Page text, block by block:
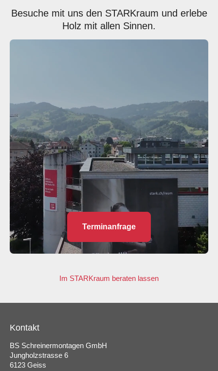
Besuche mit uns den STARKraum und erlebe
Holz mit allen Sinnen.
Terminanfrage
Im STARKraum beraten lassen
Kontakt
BS Schreinermontagen GmbH
Jungholzstrasse 6
6123 Geiss